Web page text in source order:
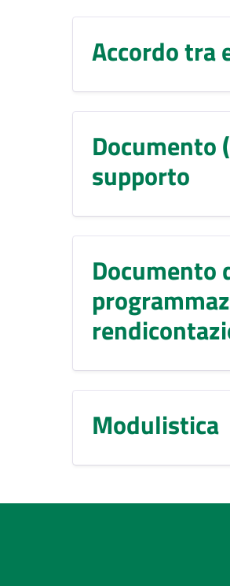
Accordo tra
Documento
supporto
Documento
Modulistica